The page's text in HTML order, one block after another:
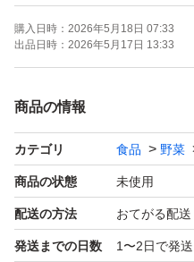
数量→箱込15キロ
サイズ→3Lサイズ
賞味期限 R8.6月
玉ねぎに切れ込み入れてバ
てレンチン五分して味ぽん
今が旬の新玉ねぎがあまく
購入日時： 2026年5月18日 07:33
出品日時： 2026年5月17日 13:33
商品の情報
カテゴリ 食品 野菜
商品の状態 未使用
配送の方法 おてがる配送
発送までの日数 1〜2日で発送